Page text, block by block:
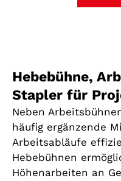
Hebebühne,
Stapler für
Neben
häufig ergänzende
Arbeitsabläufe
Hebebühnen
Höhenarbeiten an